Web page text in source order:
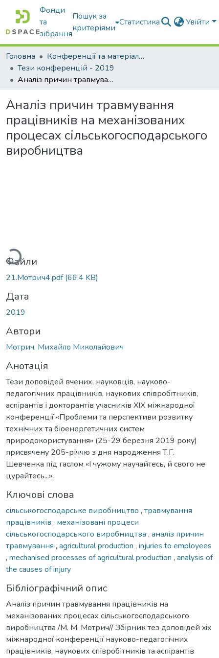
Фонди
та
зібрання
Пошук за
критеріями
Статистика Увійти
Головна
Конференції та матеріали конференцій
Тези конференцій - 2019
Аналіз причин травмування працівників на механізованих процесах сільськогосподарського виробництва
Аналіз причин травмування
працівників на механізованих
процесах сільськогосподарського
виробництва
Файли
21.Мотрич4.pdf(66,4 KB)
Дата
2019
Автори
Мотрич, Михайло Миколайович
Анотація
Тези доповідей вчених, науковців, науково-
педагогічних працівників, наукових співробітників,
аспірантів і докторантів учасників XIX міжнародної
конференції «Проблеми та перспективи розвитку
технічних та біоенергетичних систем
природокористування» (25-29 березня 2019 року)
присвячену 205-річчю з дня народження Т.Г.
Шевченка під гаслом «І чужому научайтесь, й свого не
цурайтесь...».
Ключові слова
сільськогосподарське виробництво , травмування
працівників , механізовані процеси
сільськогосподарського виробництва , аналіз причин
травмування , agricultural production , injuries to employees
, mechanised processes of agricultural production , analysis of
the causes of injury
Бібліографічний опис
Аналіз причин травмування працівників на
механізованих процесах сільськогосподарського
виробництва /М. М. Мотрич// Збірник тез доповідей xiх
міжнародної конференції науково-педагогічних
працівників, наукових співробітників та аспірантів